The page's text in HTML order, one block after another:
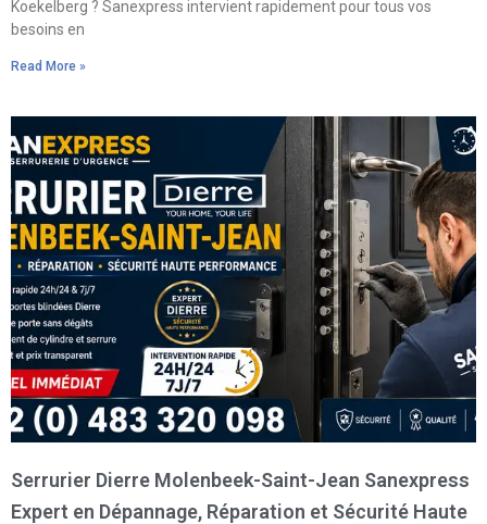
Koekelberg ? Sanexpress intervient rapidement pour tous vos
besoins en
Read More »
Serrurier Dierre Molenbeek-Saint-Jean Sanexpress
Expert en Dépannage, Réparation et Sécurité Haute